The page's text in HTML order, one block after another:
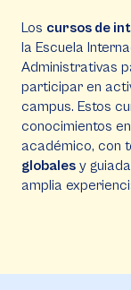
Los cursos de
la Escuela
Administrativas
participar en
campus. Estos
conocimientos
académico, con
globales y
amplia